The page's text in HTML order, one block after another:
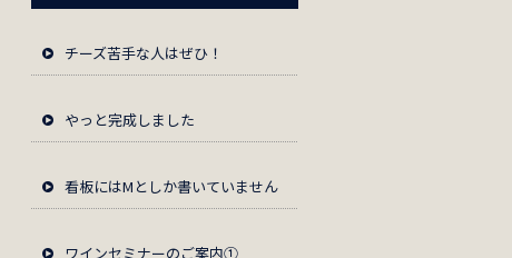
チーズ苦手な人はぜひ！
やっと完成しました
看板にはМとしか書いていません
ワインセミナーのご案内①